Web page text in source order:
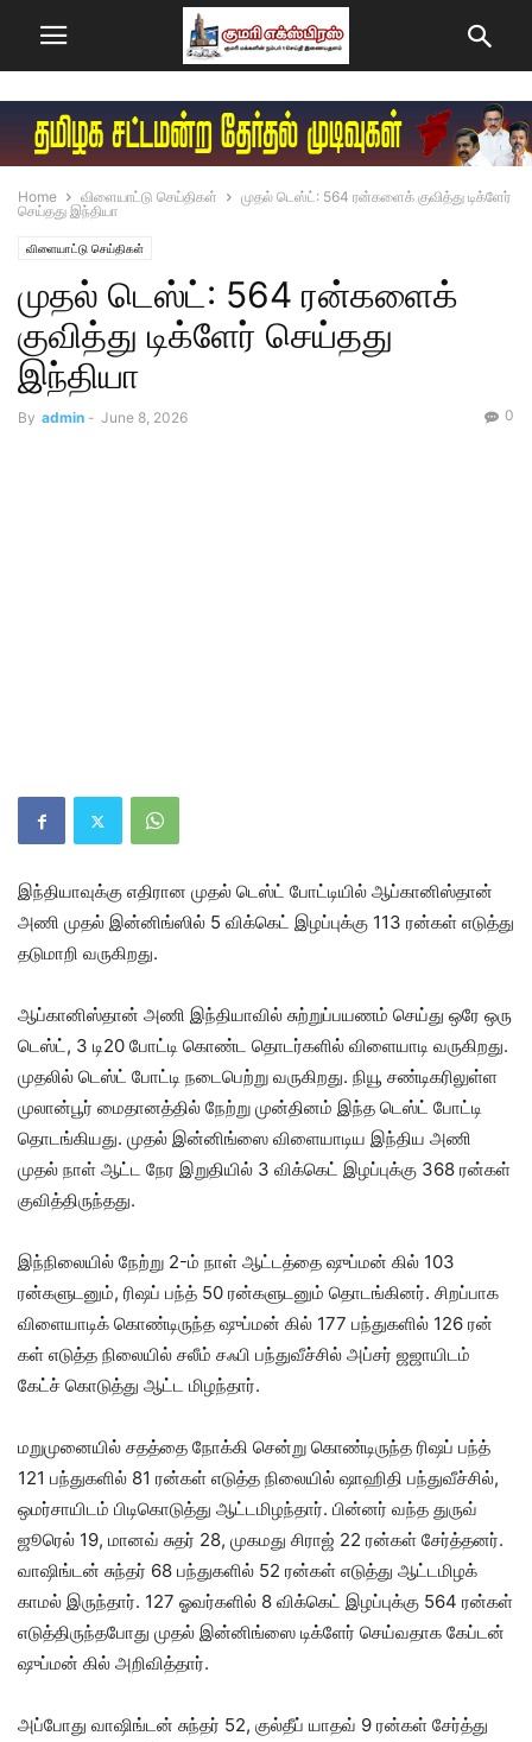
Home விளையாட்டு செய்திகள்
​முதல் டெஸ்ட்: 564 ரன்​களைக் குவித்து டிக்​ளேர்
செய்தது இந்தியா
விளையாட்டு செய்திகள்
​முதல் டெஸ்ட்: 564 ரன்​களைக்
குவித்து டிக்​ளேர் செய்தது
இந்தியா
By admin - June 8, 2026 0
இந்தியா​வுக்கு எதி​ரான முதல் டெஸ்ட் போட்டியில் ஆப்கானிஸ்தான்
அணி முதல் இன்​னிங்​ஸில் 5 விக்​கெட் இழப்புக்கு 113 ரன்​கள் எடுத்து
தடு​மாறி வரு​கிறது.
ஆப்​கானிஸ்​தான் அணி இந்​தி​யா​வில் சுற்​றுப்​பயணம் செய்து ஒரே ஒரு
டெஸ்ட், 3 டி20 போட்டி கொண்ட தொடர்​களில் விளையாடி வரு​கிறது.
முதலில் டெஸ்ட் போட்டி நடை​பெற்று வருகிறது. நியூ சண்​டிகரிலுள்ள
முலான்​பூர் மைதானத்​தில் நேற்று முன்​தினம் இந்த டெஸ்ட் போட்டி
தொடங்​கியது. முதல் இன்னிங்ஸை விளை​யாடிய இந்​திய அணி
முதல் நாள் ஆட்ட நேர இறு​தி​யில் 3 விக்​கெட் இழப்​புக்கு 368 ரன்​கள்
குவித்​திருந்​தது.
இந்​நிலை​யில் நேற்று 2-ம் நாள் ஆட்​டத்தை ஷுப்​மன் கில் 103
ரன்களு​ட​னும், ரிஷப் பந்த் 50 ரன்​களு​ட​னும் தொடங்​கினர். சிறப்பாக
விளை​யாடிக் கொண்​டிருந்த ஷுப்​மன் கில் 177 பந்துகளில் 126 ரன்​
கள் எடுத்த நிலை​யில் சலீம் சஃபி பந்​து​வீச்​சில் அப்​சர் ஜஜாயிடம்
கேட்ச் கொடுத்து ஆட்​ட​ மிழந்​தார்.
மறு​முனை​யில் சதத்தை நோக்கி சென்று கொண்​டிருந்த ரிஷப் பந்த்
121 பந்​துகளில் 81 ரன்​கள் எடுத்த நிலை​யில் ஷாஹிதி பந்​து​வீச்​சில்,
ஒமர்​சா​யிடம் பிடி​கொடுத்து ஆட்​ட​மிழந்​தார். பின்​னர் வந்த துருவ்
ஜூரெல் 19, மானவ் சுதர் 28, முகமது சிராஜ் 22 ரன்​கள் சேர்த்​தனர்.
வாஷிங்​டன் சுந்​தர் 68 பந்​துகளில் 52 ரன்​கள் எடுத்து ஆட்​ட​மிழக்​
காமல் இருந்​தார். 127 ஓவர்​களில் 8 விக்​கெட் இழப்புக்கு 564 ரன்​கள்
எடுத்​திருந்​த​போது முதல் இன்​னிங்ஸை டிக்​ளேர் செய்​வ​தாக கேப்​டன்
ஷுப்​மன் கில் அறி​வித்​தார்.
அப்​போது வாஷிங்​டன் சுந்​தர் 52, குல்​தீப் யாதவ் 9 ரன்​கள் சேர்த்து